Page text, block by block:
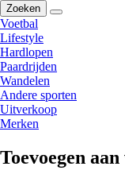
Zoeken
Voetbal
Lifestyle
Hardlopen
Paardrijden
Wandelen
Andere sporten
Uitverkoop
Merken
Toevoegen